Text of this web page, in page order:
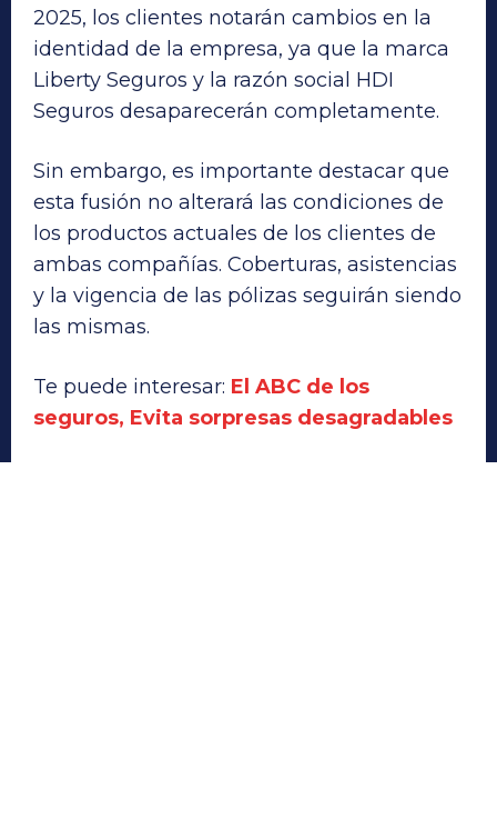
2025, los clientes notarán cambios en la
identidad de la empresa, ya que la marca
Liberty Seguros y la razón social HDI
Seguros desaparecerán completamente.
Sin embargo, es importante destacar que
esta fusión no alterará las condiciones de
los productos actuales de los clientes de
ambas compañías. Coberturas, asistencias
y la vigencia de las pólizas seguirán siendo
las mismas.
Te puede interesar: El ABC de los
seguros, Evita sorpresas desagradables